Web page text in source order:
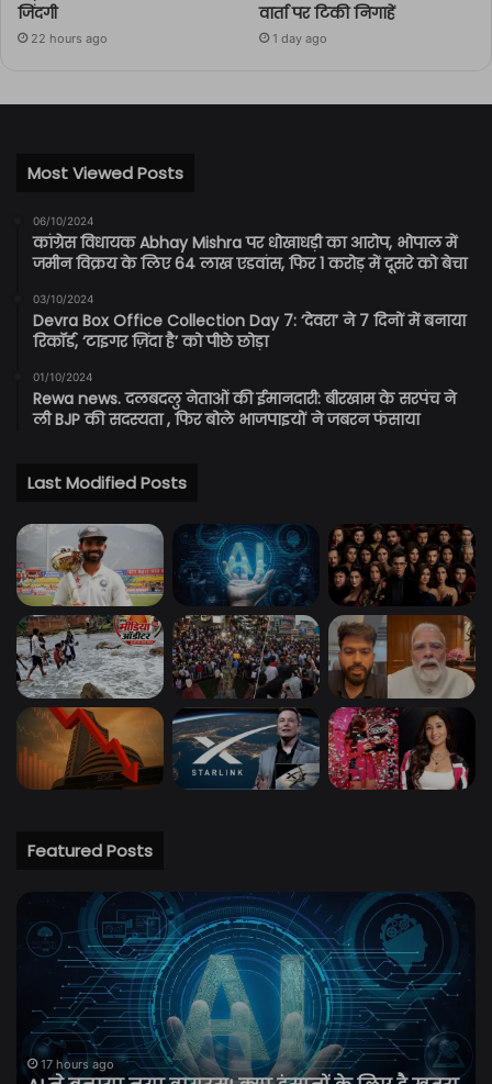
जिंदगी
22 hours ago
वार्ता पर टिकी निगाहें
1 day ago
Most Viewed Posts
06/10/2024
कांग्रेस विधायक Abhay Mishra पर धोखाधड़ी का आरोप, भोपाल में
जमीन विक्रय के लिए 64 लाख एडवांस, फिर 1 करोड़ में दूसरे को बेचा
03/10/2024
Devra Box Office Collection Day 7: ‘देवरा’ ने 7 दिनों में बनाया
रिकॉर्ड, ‘टाइगर ज़िंदा है’ को पीछे छोड़ा
01/10/2024
Rewa news. दलबदलु नेताओं की ईमानदारी: बीरखाम के सरपंच ने
ली BJP की सदस्यता , फिर बोले भाजपाइयों ने जबरन फंसाया
Last Modified Posts
Featured Posts
The
Traitors
Season
2
Trailer:
करण
जौहर
फिर
18 hours ago
The Traitors Season 2 Trailer: करण